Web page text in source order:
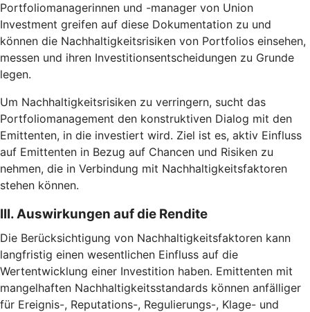
Portfoliomanagerinnen und -manager von Union
Investment greifen auf diese Dokumentation zu und
können die Nachhaltigkeitsrisiken von Portfolios einsehen,
messen und ihren Investitionsentscheidungen zu Grunde
legen.
Um Nachhaltigkeitsrisiken zu verringern, sucht das
Portfoliomanagement den konstruktiven Dialog mit den
Emittenten, in die investiert wird. Ziel ist es, aktiv Einfluss
auf Emittenten in Bezug auf Chancen und Risiken zu
nehmen, die in Verbindung mit Nachhaltigkeitsfaktoren
stehen können.
III. Auswirkungen auf die Rendite
Die Berücksichtigung von Nachhaltigkeitsfaktoren kann
langfristig einen wesentlichen Einfluss auf die
Wertentwicklung einer Investition haben. Emittenten mit
mangelhaften Nachhaltigkeitsstandards können anfälliger
für Ereignis-, Reputations-, Regulierungs-, Klage- und